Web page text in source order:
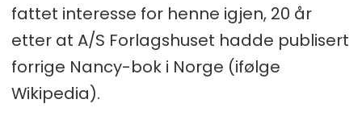
fattet interesse for henne igjen, 20 år
etter at A/S Forlagshuset hadde publisert
forrige Nancy-bok i Norge (ifølge
Wikipedia).